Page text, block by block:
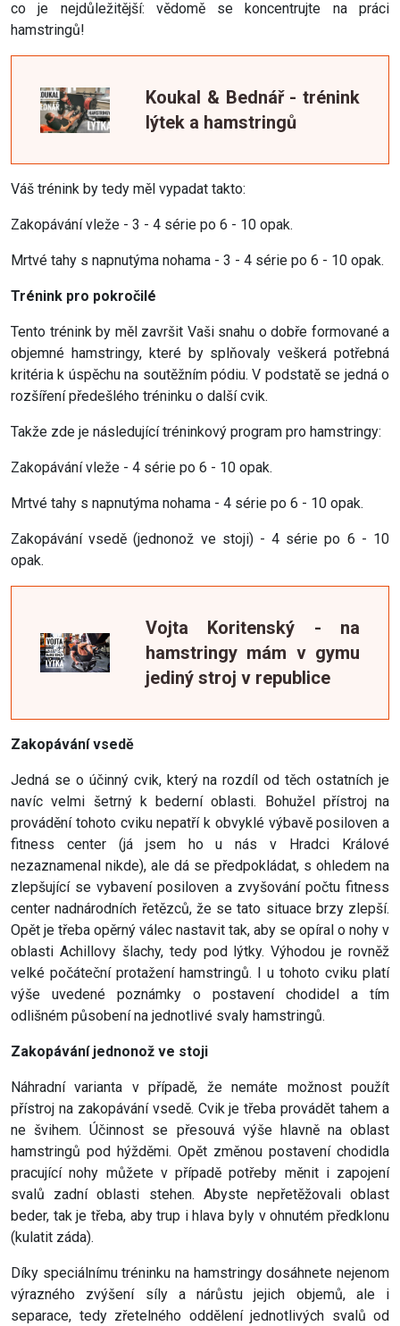
co je nejdůležitější: vědomě se koncentrujte na práci
hamstringů!
Koukal & Bednář - trénink
lýtek a hamstringů
Váš trénink by tedy měl vypadat takto:
Zakopávání vleže - 3 - 4 série po 6 - 10 opak.
Mrtvé tahy s napnutýma nohama - 3 - 4 série po 6 - 10 opak.
Trénink pro pokročilé
Tento trénink by měl završit Vaši snahu o dobře formované a
objemné hamstringy, které by splňovaly veškerá potřebná
kritéria k úspěchu na soutěžním pódiu. V podstatě se jedná o
rozšíření předešlého tréninku o další cvik.
Takže zde je následující tréninkový program pro hamstringy:
Zakopávání vleže - 4 série po 6 - 10 opak.
Mrtvé tahy s napnutýma nohama - 4 série po 6 - 10 opak.
Zakopávání vsedě (jednonož ve stoji) - 4 série po 6 - 10
opak.
Vojta Koritenský - na
hamstringy mám v gymu
jediný stroj v republice
Zakopávání vsedě
Jedná se o účinný cvik, který na rozdíl od těch ostatních je
navíc velmi šetrný k bederní oblasti. Bohužel přístroj na
provádění tohoto cviku nepatří k obvyklé výbavě posiloven a
fitness center (já jsem ho u nás v Hradci Králové
nezaznamenal nikde), ale dá se předpokládat, s ohledem na
zlepšující se vybavení posiloven a zvyšování počtu fitness
center nadnárodních řetězců, že se tato situace brzy zlepší.
Opět je třeba opěrný válec nastavit tak, aby se opíral o nohy v
oblasti Achillovy šlachy, tedy pod lýtky. Výhodou je rovněž
velké počáteční protažení hamstringů. I u tohoto cviku platí
výše uvedené poznámky o postavení chodidel a tím
odlišném působení na jednotlivé svaly hamstringů.
Zakopávání jednonož ve stoji
Náhradní varianta v případě, že nemáte možnost použít
přístroj na zakopávání vsedě. Cvik je třeba provádět tahem a
ne švihem. Účinnost se přesouvá výše hlavně na oblast
hamstringů pod hýžděmi. Opět změnou postavení chodidla
pracující nohy můžete v případě potřeby měnit i zapojení
svalů zadní oblasti stehen. Abyste nepřetěžovali oblast
beder, tak je třeba, aby trup i hlava byly v ohnutém předklonu
(kulatit záda).
Díky speciálnímu tréninku na hamstringy dosáhnete nejenom
výrazného zvýšení síly a nárůstu jejich objemů, ale i
separace, tedy zřetelného oddělení jednotlivých svalů od